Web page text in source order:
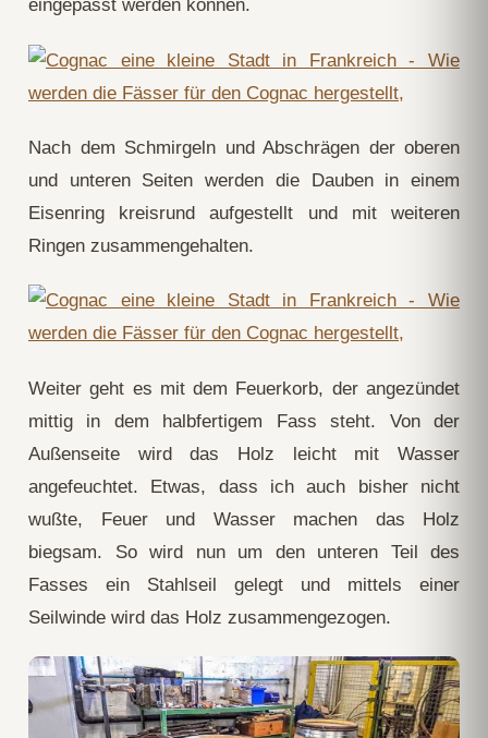
eingepasst werden können.
Nach dem Schmirgeln und Abschrägen der oberen
und unteren Seiten werden die Dauben in einem
Eisenring kreisrund aufgestellt und mit weiteren
Ringen zusammengehalten.
Weiter geht es mit dem Feuerkorb, der angezündet
mittig in dem halbfertigem Fass steht. Von der
Außenseite wird das Holz leicht mit Wasser
angefeuchtet. Etwas, dass ich auch bisher nicht
wußte, Feuer und Wasser machen das Holz
biegsam. So wird nun um den unteren Teil des
Fasses ein Stahlseil gelegt und mittels einer
Seilwinde wird das Holz zusammengezogen.